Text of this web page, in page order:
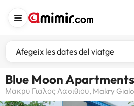
Afegeix les dates del viatge
Blue Moon Apartments
Μακρυ Γιαλος Λασιθιου, Makry